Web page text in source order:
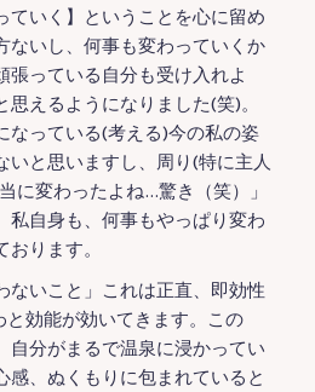
ていく】ということを心に留め
ないし、何事も変わっていくか
張っている自分も受け入れよ
えるようになりました(笑)。
なっている(考える)今の私の姿
いと思いますし、周り(特に主人
に変わったよね…驚き（笑）」
私自身も、何事もやっぱり変わ
ります。
ないこと」これは正直、即効性
効能が効いてきます。この
自分がまるで温泉に浸かってい
感、ぬくもりに包まれていると